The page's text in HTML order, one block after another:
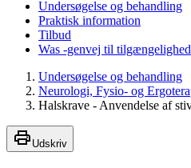
Undersøgelse og behandling
Praktisk information
Tilbud
Was -genvej til
Undersøgelse og behandling
Neurologi, Fysio- og
Halskrave - Anvendelse af
Udskriv